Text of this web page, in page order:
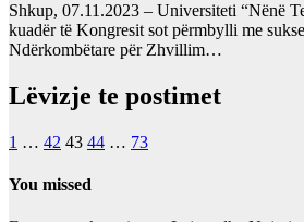
Shkup, 07.11.2023 – Universiteti “Nënë
kuadër të Kongresit sot përmbylli me
Ndërkombëtare për Zhvillim…
Lëvizje te postimet
1 … 42 43 44 … 73
You missed